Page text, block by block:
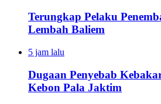
Terungkap Pelaku
Lembah Baliem
5 jam lalu
Dugaan Penyebab
Kebon Pala Jaktim